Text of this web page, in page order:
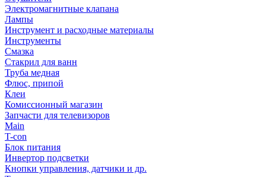
Электромагнитные клапана
Лампы
Инструмент и расходные материалы
Инструменты
Смазка
Стакрил для ванн
Труба медная
Флюс, припой
Клеи
Комиссионный магазин
Запчасти для телевизоров
Main
T-con
Блок питания
Инвертор подсветки
Кнопки управления, датчики и др.